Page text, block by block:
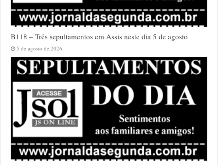
B118 – Três sepultamentos em Assis neste dia 5 de agosto
5 de agosto de 2026